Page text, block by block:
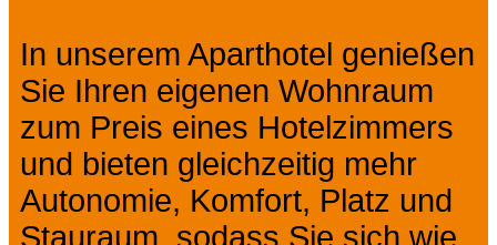
In unserem Aparthotel genießen
Sie Ihren eigenen Wohnraum
zum Preis eines Hotelzimmers
und bieten gleichzeitig mehr
Autonomie, Komfort, Platz und
Stauraum, sodass Sie sich wie